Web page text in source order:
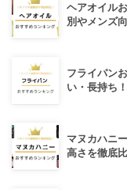
ヘアオイル
別やメンズ
フライパン
い・長持ち
マヌカハニ
高さを徹底